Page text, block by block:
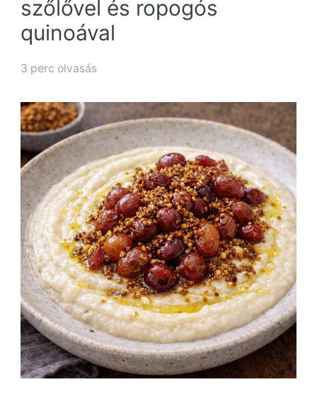
szőlővel és ropogós
quinoával
3 perc olvasás